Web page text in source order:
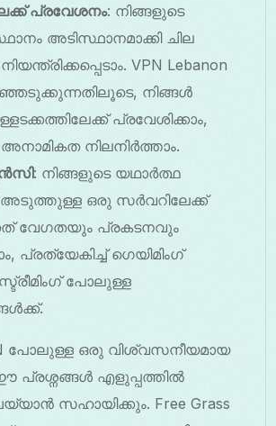
പ്രവേശനം: നിങ്ങളുടെ
അടിസ്ഥാനമാക്കി ചില
VPN Lebanon
നിങ്ങൾ
പ്രവേശിക്കാം,
നിലനിര്‍ത്താം.
: നിങ്ങളുടെ യഥാർത്ഥ
ഒരു സർവറിലേക്ക്
വേഗതയും പ്രകടനവും
പ്രത്യേകിച്ച് ഗെയിമിംഗ്
പോലുള്ള
പോലുള്ള ഒരു വിശ്വസനീയമായ
പ്രശ്നങ്ങൾ എളുപ്പത്തിൽ
സഹായിക്കും. Free Grass